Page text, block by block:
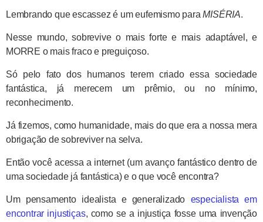
Lembrando que escassez é um eufemismo paraMISÉRIA.
Nesse mundo, sobrevive o mais forte e mais adaptável, e
MORRE o mais fraco e preguiçoso.
Só pelo fato dos humanos terem criado essa sociedade
fantástica, já merecem um prêmio, ou no mínimo,
reconhecimento.
Já fizemos, como humanidade, mais do que era a nossa mera
obrigação de sobreviver na selva.
Então você acessa a internet (um avanço fantástico dentro de
uma sociedade já fantástica) e o que você encontra?
Um pensamento idealista e generalizado especialista em
encontrar injustiças, como se a injustiça fosse uma invenção